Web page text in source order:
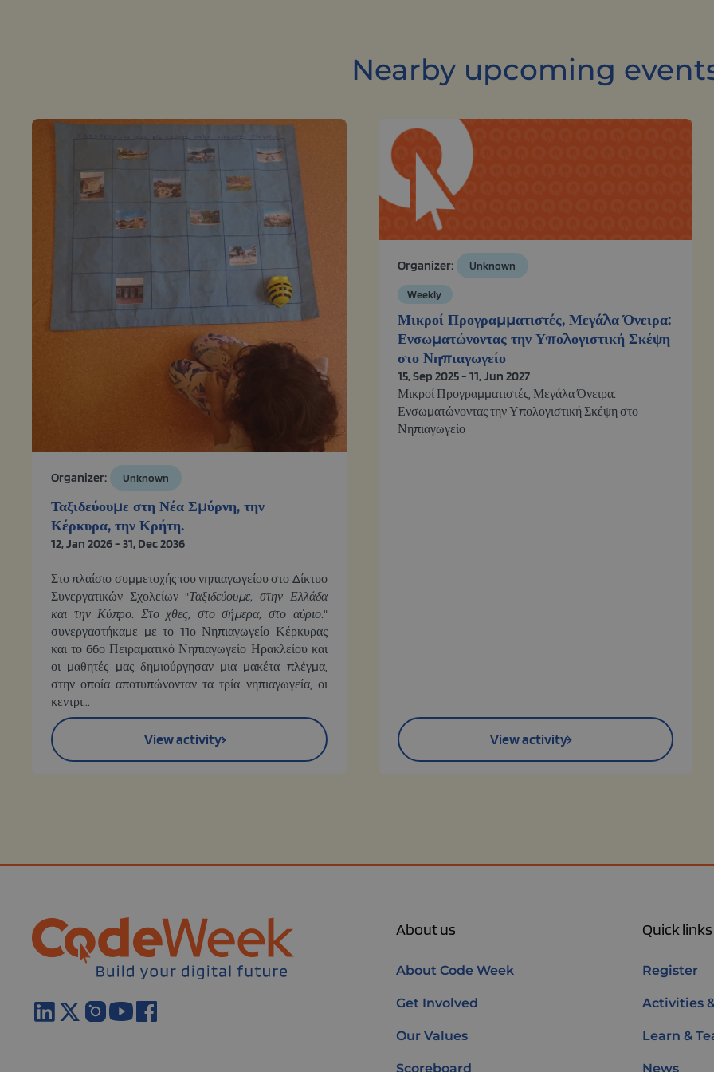
Nearby upcoming
Organizer: Unknown
Ταξιδεύουμε στη Νέα Σμύρνη, την
Κέρκυρα, την Κρήτη.
12, Jan 2026 - 31, Dec 2036
Στο πλαίσιο συμμετοχής του νηπιαγωγείου στο Δίκτυο
Συνεργατικών Σχολείων "Ταξιδεύουμε, στην Ελλάδα
και την Κύπρο. Στο χθες, στο σήμερα, στο αύριο."
συνεργαστήκαμε με το 11ο Νηπιαγωγείο Κέρκυρας
και το 66ο Πειραματικό Νηπιαγωγείο Ηρακλείου και
οι μαθητές μας δημιούργησαν μια μακέτα πλέγμα,
στην οποία αποτυπώνονταν τα τρία νηπιαγωγεία, οι
κεντρι...
View activity
Organizer: Unknown
Weekly
Μικροί Προγραμματιστές, Μεγάλα Όνειρα:
Ενσωματώνοντας την Υπολογιστική Σκέψη
στο Νηπιαγωγείο
15, Sep 2025 - 11, Jun 2027
Μικροί Προγραμματιστές, Μεγάλα Όνειρα:
Ενσωματώνοντας την Υπολογιστική Σκέψη στο
Νηπιαγωγείο
View activity
About us
About Code Week
Get Involved
Our Values
Scoreboard
Quick links
Register
Activities
Learn &
News